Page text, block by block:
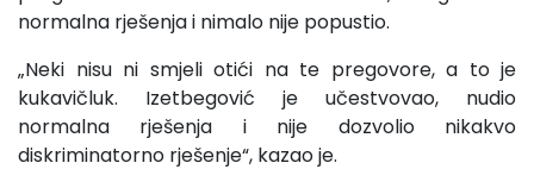
normalna rješenja i nimalo nije popustio.
„Neki nisu ni smjeli otići na te pregovore, a to je
kukavičluk. Izetbegović je učestvovao, nudio
normalna rješenja i nije dozvolio nikakvo
diskriminatorno rješenje“, kazao je.